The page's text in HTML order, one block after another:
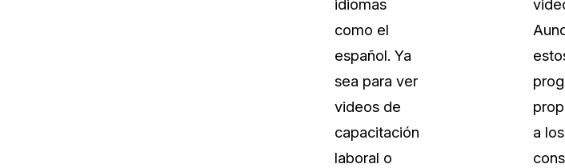
Más información sobre
misión
Trabaja con nosotros
Únase a nuestro equipo y
construir el futuro de la redacción
idiomas
como el
español. Ya
sea para ver
videos de
capacitación
laboral o
a los